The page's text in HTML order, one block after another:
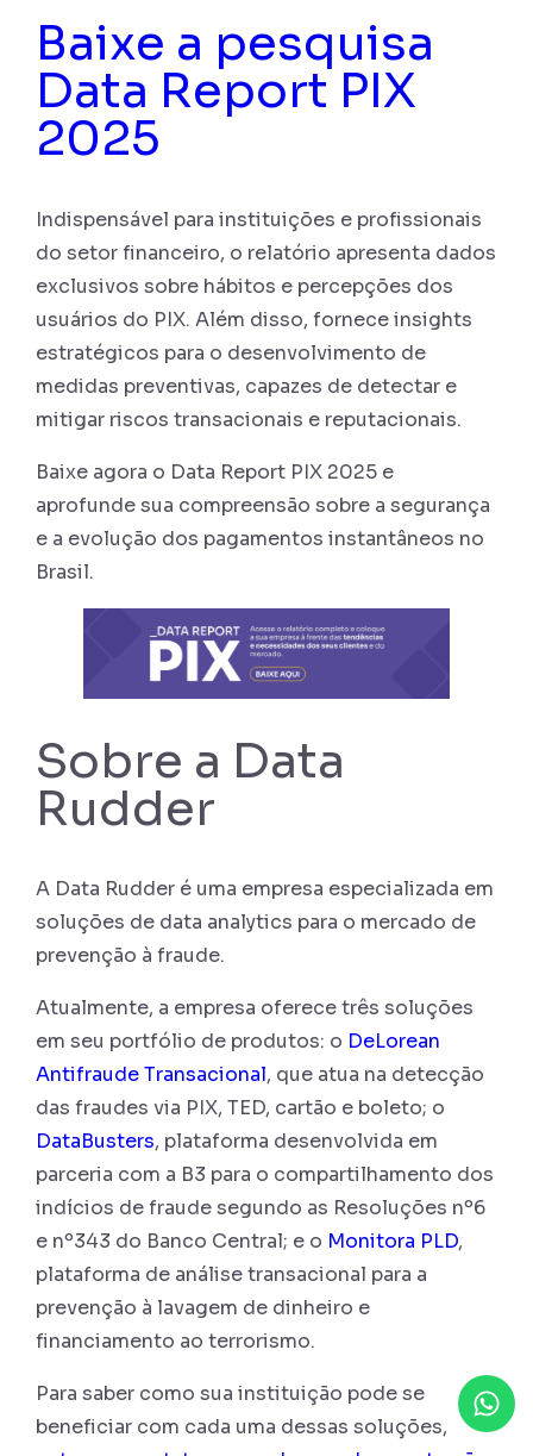
Baixe a pesquisa
Data Report PIX
2025
Indispensável para instituições e profissionais
do setor financeiro, o relatório apresenta dados
exclusivos sobre hábitos e percepções dos
usuários do PIX. Além disso, fornece insights
estratégicos para o desenvolvimento de
medidas preventivas, capazes de detectar e
mitigar riscos transacionais e reputacionais.
Baixe agora o Data Report PIX 2025 e
aprofunde sua compreensão sobre a segurança
e a evolução dos pagamentos instantâneos no
Brasil.
Sobre a Data
Rudder
A Data Rudder é uma empresa especializada em
soluções de data analytics para o mercado de
prevenção à fraude.
Atualmente, a empresa oferece três soluções
em seu portfólio de produtos: o DeLorean
Antifraude Transacional, que atua na detecção
das fraudes via PIX, TED, cartão e boleto; o
DataBusters, plataforma desenvolvida em
parceria com a B3 para o compartilhamento dos
indícios de fraude segundo as Resoluções nº6
e nº343 do Banco Central; e o Monitora PLD,
plataforma de análise transacional para a
prevenção à lavagem de dinheiro e
financiamento ao terrorismo.
Para saber como sua instituição pode se
beneficiar com cada uma dessas soluções,